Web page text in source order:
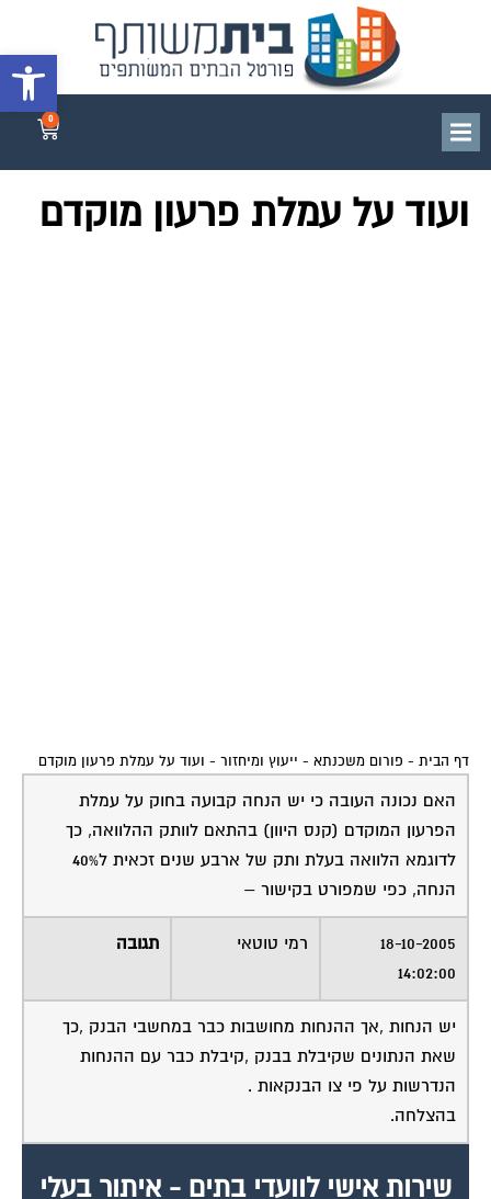
פתח
ועוד על עמלת פרעון מוקדם
האם נכונה העובה כי יש הנחה קבועה בחוק על עמלת
הפרעון המוקדם (קנס היוון) בהתאם לוותק ההלוואה, כך
לדוגמא הלוואה בעלת ותק של ארבע שנים זכאית ל40%
הנחה, כפי שמפורט בקישור –
18-10-2005
14:02:00
רמי טוטאי תגובה
יש הנחות ,אך ההנחות מחושבות כבר במחשבי הבנק ,כך
שאת הנתונים שקיבלת בבנק ,קיבלת כבר עם ההנחות
הנדרשות על פי צו הבנקאות .
בהצלחה.